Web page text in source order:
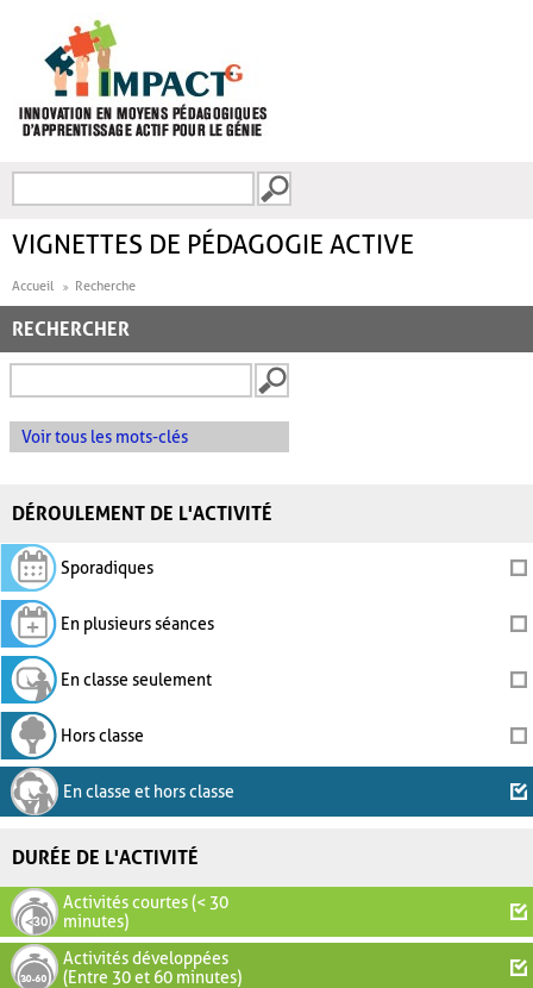
FORMULAIRE DE
VIGNETTES DE PÉDAGOGIE ACTIVE
Accueil Recherche
RECHERCHER
Voir tous les mots-clés
DÉROULEMENT DE L'ACTIVITÉ
Sporadiques
En plusieurs séances
En classe seulement
Hors classe
En classe et hors classe
DURÉE DE L'ACTIVITÉ
Activités courtes (< 30
minutes)
Activités développées
(Entre 30 et 60 minutes)